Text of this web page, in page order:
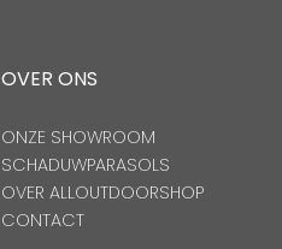
OVER ONS
ONZE SHOWROOM
SCHADUWPARASOLS
OVER ALLOUTDOORSHOP
CONTACT